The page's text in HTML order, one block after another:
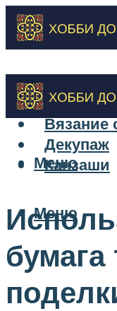
Вышивка
Вязание
Декупаж
Канзаши
Меню
Меню